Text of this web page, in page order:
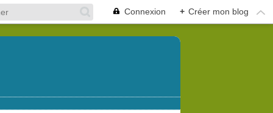
Connexion + Créer mon blog